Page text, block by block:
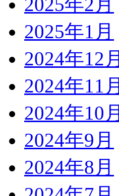
2025年1月
2024年12月
2024年11月
2024年10月
2024年9月
2024年8月